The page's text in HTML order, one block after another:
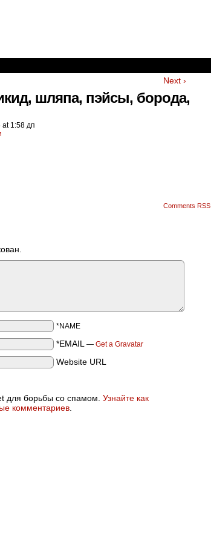
Next ›
шляпа, пэйсы, борода,
at 1:58 дп
Comments RSS
*NAME
*EMAIL — Get a Gravatar
Website URL
для борьбы со спамом. Узнайте как
комментариев